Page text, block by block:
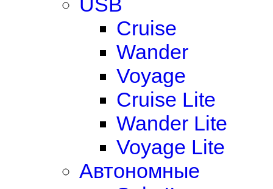
Cruise
Wander
Voyage
Cruise Lite
Wander Lite
Voyage Lite
Автономные